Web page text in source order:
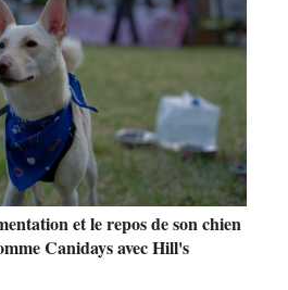
et le repos de son chien
Canidays avec Hill's